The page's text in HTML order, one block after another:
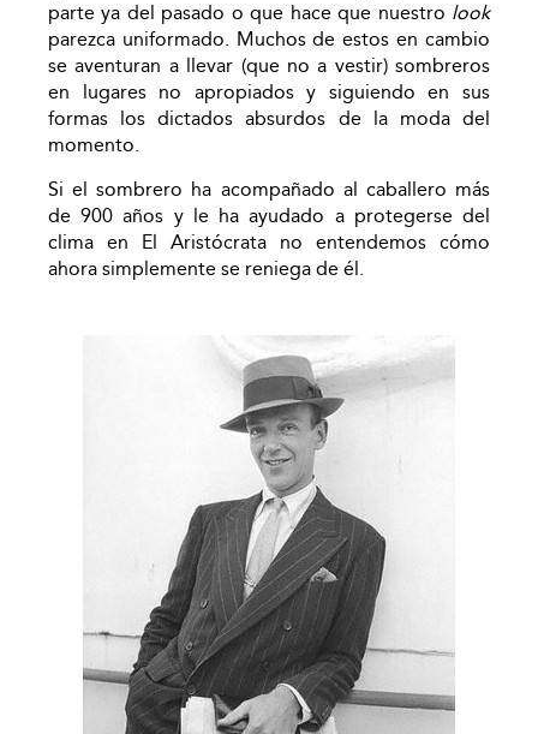
parte ya del pasado o que hace que nuestro look
parezca uniformado. Muchos de estos en cambio
se aventuran a llevar (que no a vestir) sombreros
en lugares no apropiados y siguiendo en sus
formas los dictados absurdos de la moda del
momento.
Si el sombrero ha acompañado al caballero más
de 900 años y le ha ayudado a protegerse del
clima en El Aristócrata no entendemos cómo
ahora simplemente se reniega de él.